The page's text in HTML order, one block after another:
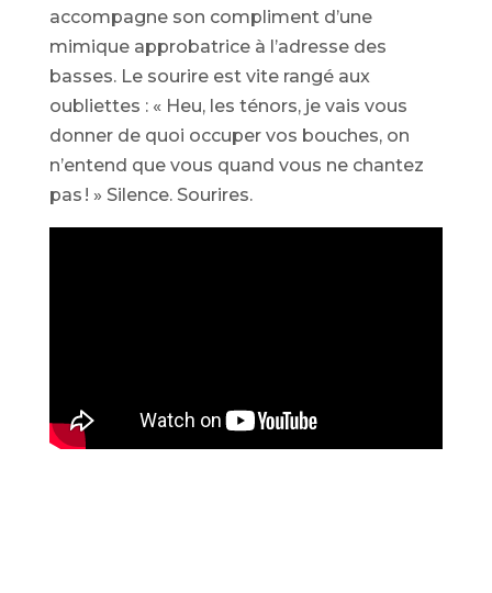
accompagne son compliment d’une
mimique approbatrice à l’adresse des
basses. Le sourire est vite rangé aux
oubliettes : « Heu, les ténors, je vais vous
donner de quoi occuper vos bouches, on
n’entend que vous quand vous ne chantez
pas ! » Silence. Sourires.